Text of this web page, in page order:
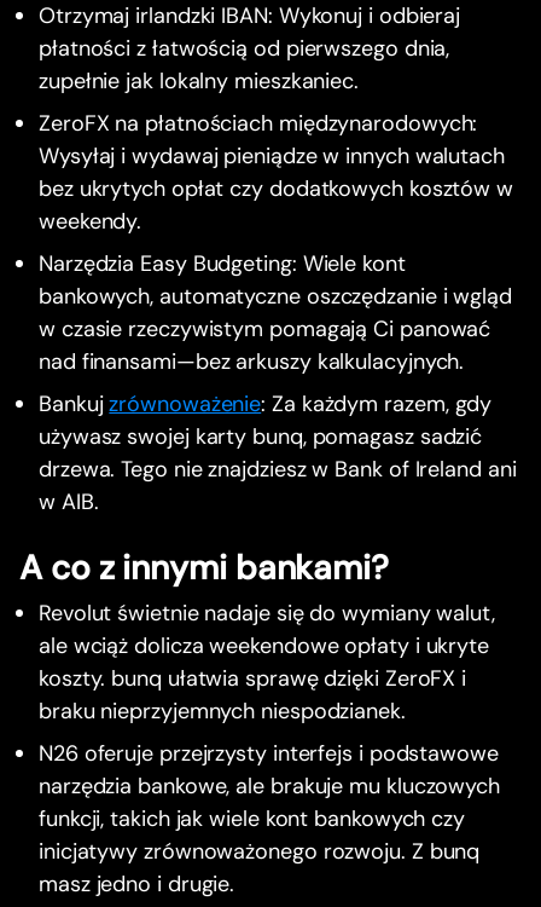
Otrzymaj irlandzki IBAN: Wykonuj i odbieraj
płatności z łatwością od pierwszego dnia,
zupełnie jak lokalny mieszkaniec.
ZeroFX na płatnościach międzynarodowych:
Wysyłaj i wydawaj pieniądze w innych walutach
bez ukrytych opłat czy dodatkowych kosztów w
weekendy.
Narzędzia Easy Budgeting: Wiele kont
bankowych, automatyczne oszczędzanie i wgląd
w czasie rzeczywistym pomagają Ci panować
nad finansami—bez arkuszy kalkulacyjnych.
Bankujzrównoważenie: Za każdym razem, gdy
używasz swojej karty bunq, pomagasz sadzić
drzewa. Tego nie znajdziesz w Bank of Ireland ani
w AIB.
A co z innymi bankami?
Revolut świetnie nadaje się do wymiany walut,
ale wciąż dolicza weekendowe opłaty i ukryte
koszty. bunq ułatwia sprawę dzięki ZeroFX i
braku nieprzyjemnych niespodzianek.
N26 oferuje przejrzysty interfejs i podstawowe
narzędzia bankowe, ale brakuje mu kluczowych
funkcji, takich jak wiele kont bankowych czy
inicjatywy zrównoważonego rozwoju. Z bunq
masz jedno i drugie.